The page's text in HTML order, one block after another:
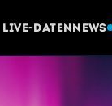
Live-DatenNews